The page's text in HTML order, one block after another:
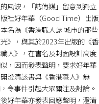
風波，「誌傳媒」留意到獨立
社好年華（Good Time）出版
名為《香港職人誌 城市的那些
》，與其於2023年出版的《香
人》，在書名及封面設計高度
，因而發表聲明，要求好年華
澄清該書與《香港職人》無
令事件引起大眾關注及討論。
好年華亦發表回應聲明，澄清